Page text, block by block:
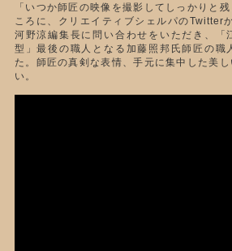
「いつか師匠の映像を撮影してしっかりと
ころに、クリエイティブシェルパのTwitter
河野涼編集長に問い合わせをいただき、「
型」最後の職人となる加藤照邦氏師匠の職
た。師匠の真剣な表情、手元に集中した美
い。